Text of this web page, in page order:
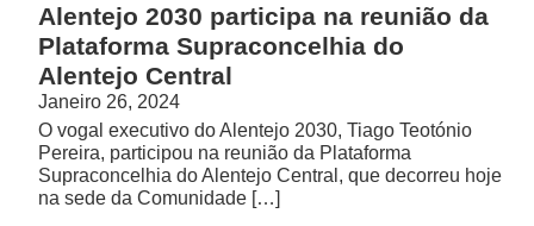
Alentejo 2030 participa na reunião da
Plataforma Supraconcelhia do
Alentejo Central
Janeiro 26, 2024
O vogal executivo do Alentejo 2030, Tiago Teotónio
Pereira, participou na reunião da Plataforma
Supraconcelhia do Alentejo Central, que decorreu hoje
na sede da Comunidade […]